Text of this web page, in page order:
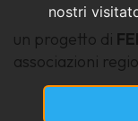
nostri
un progetto di
associazioni